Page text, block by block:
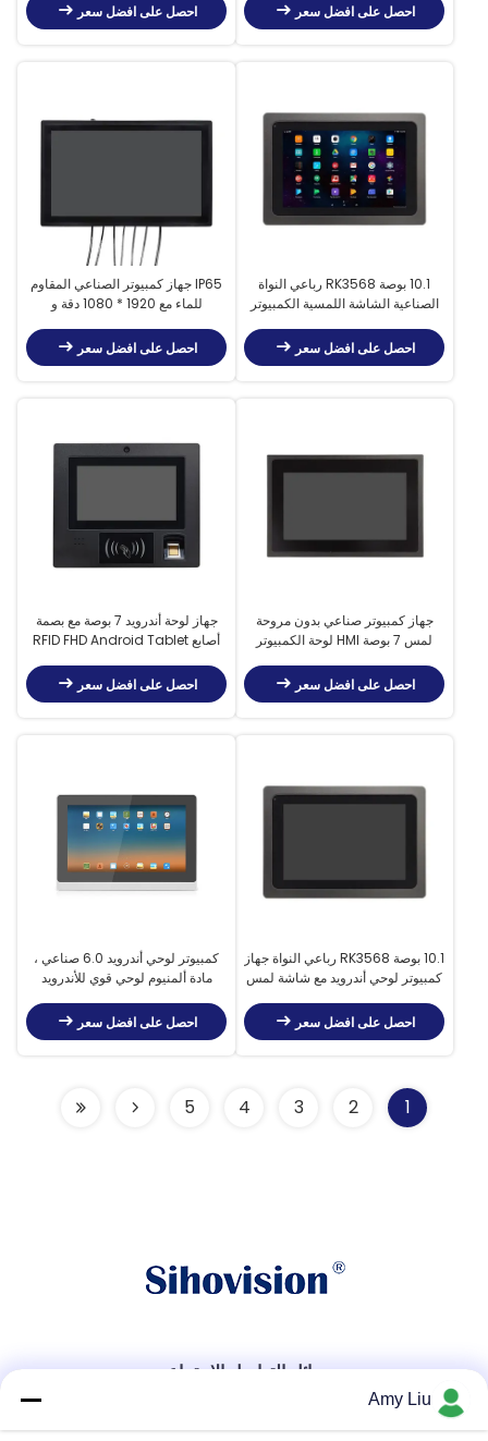
احصل على افضل سعر
احصل على افضل سعر
10.1 بوصة RK3568 رباعي النواة
الصناعية الشاشة اللمسية الكمبيوتر
لوحة واحدة الكمبيوتر
احصل على افضل سعر
IP65 جهاز كمبيوتر الصناعي المقاوم
للماء مع 1920 * 1080 دقة و
احصل على افضل سعر
جهاز كمبيوتر صناعي بدون مروحة
لمس 7 بوصة HMI لوحة الكمبيوتر
الكمبيوتر PC الصناعية
احصل على افضل سعر
جهاز لوحة أندرويد 7 بوصة مع بصمة
أصابع RFID FHD Android Tablet
احصل على افضل سعر
10.1 بوصة RK3568 رباعي النواة جهاز
كمبيوتر لوحي أندرويد مع شاشة لمس
احصل على افضل سعر
كمبيوتر لوحي أندرويد 6.0 صناعي ،
مادة ألمنيوم لوحي قوي للأندرويد
احصل على افضل سعر
1
2
3
4
5
وسائل التواصل الاجتماعي
Amy Liu